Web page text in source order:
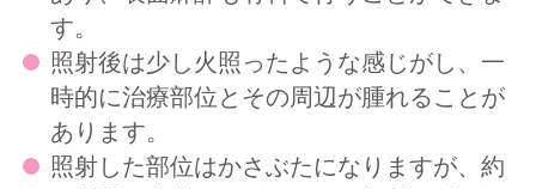
す。
照射後は少し火照ったような感じがし、一
時的に治療部位とその周辺が腫れることが
あります。
照射した部位はかさぶたになりますが、約